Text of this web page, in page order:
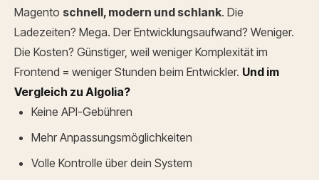
Magento schnell, modern und schlank. Die
Ladezeiten? Mega. Der Entwicklungsaufwand? Weniger.
Die Kosten? Günstiger, weil weniger Komplexität im
Frontend = weniger Stunden beim Entwickler. Und im
Vergleich zu Algolia?
Keine API-Gebühren
Mehr Anpassungsmöglichkeiten
Volle Kontrolle über dein System